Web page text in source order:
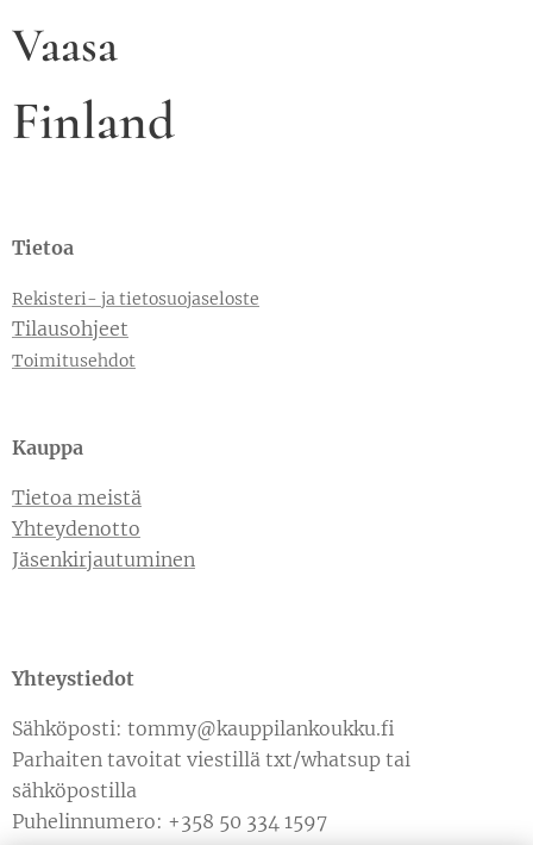
Vaasa
Finland
Tietoa
Rekisteri- ja tietosuojaseloste
Tilausohjeet
Toimitusehdot
Kauppa
Tietoa meistä
Yhteydenotto
Jäsenkirjautuminen
Yhteystiedot
Sähköposti: tommy@kauppilankoukku.fi
Parhaiten tavoitat viestillä txt/whatsup tai
sähköpostilla
Puhelinnumero: +358 50 334 1597